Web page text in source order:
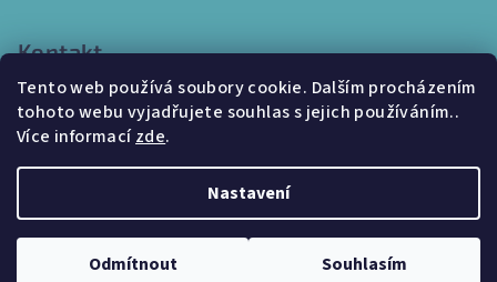
Tento web používá soubory cookie. Dalším procházením
tohoto webu vyjadřujete souhlas s jejich používáním..
Více informacízde.
Nastavení
Odmítnout Souhlasím
Kontakt
info @internetparfem.cz
603 100 829
Internetparfem.cz